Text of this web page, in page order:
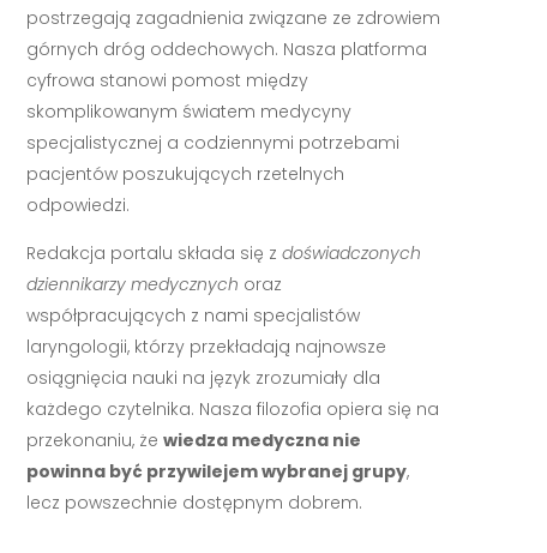
postrzegają zagadnienia związane ze zdrowiem
górnych dróg oddechowych. Nasza platforma
cyfrowa stanowi pomost między
skomplikowanym światem medycyny
specjalistycznej a codziennymi potrzebami
pacjentów poszukujących rzetelnych
odpowiedzi.
Redakcja portalu składa się z doświadczonych
dziennikarzy medycznych oraz
współpracujących z nami specjalistów
laryngologii, którzy przekładają najnowsze
osiągnięcia nauki na język zrozumiały dla
każdego czytelnika. Nasza filozofia opiera się na
przekonaniu, że wiedza medyczna nie
powinna być przywilejem wybranej grupy,
lecz powszechnie dostępnym dobrem.